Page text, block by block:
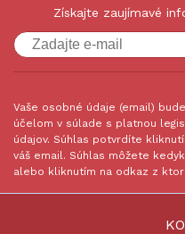
Získajte zaujímavé
Vaše osobné údaje (email)
účelom v súlade s platnou
údajov. Súhlas potvrdíte
váš email. Súhlas môžete
alebo kliknutím na odkaz z